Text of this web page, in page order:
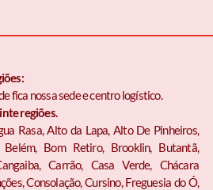
fica nossa sede e centro logístico.
regiões.
Rasa, Alto da Lapa, Alto De Pinheiros,
Bom Retiro, Brooklin, Butantã,
Carrão, Casa Verde, Chácara
Consolação, Cursino, Freguesia do Ó,